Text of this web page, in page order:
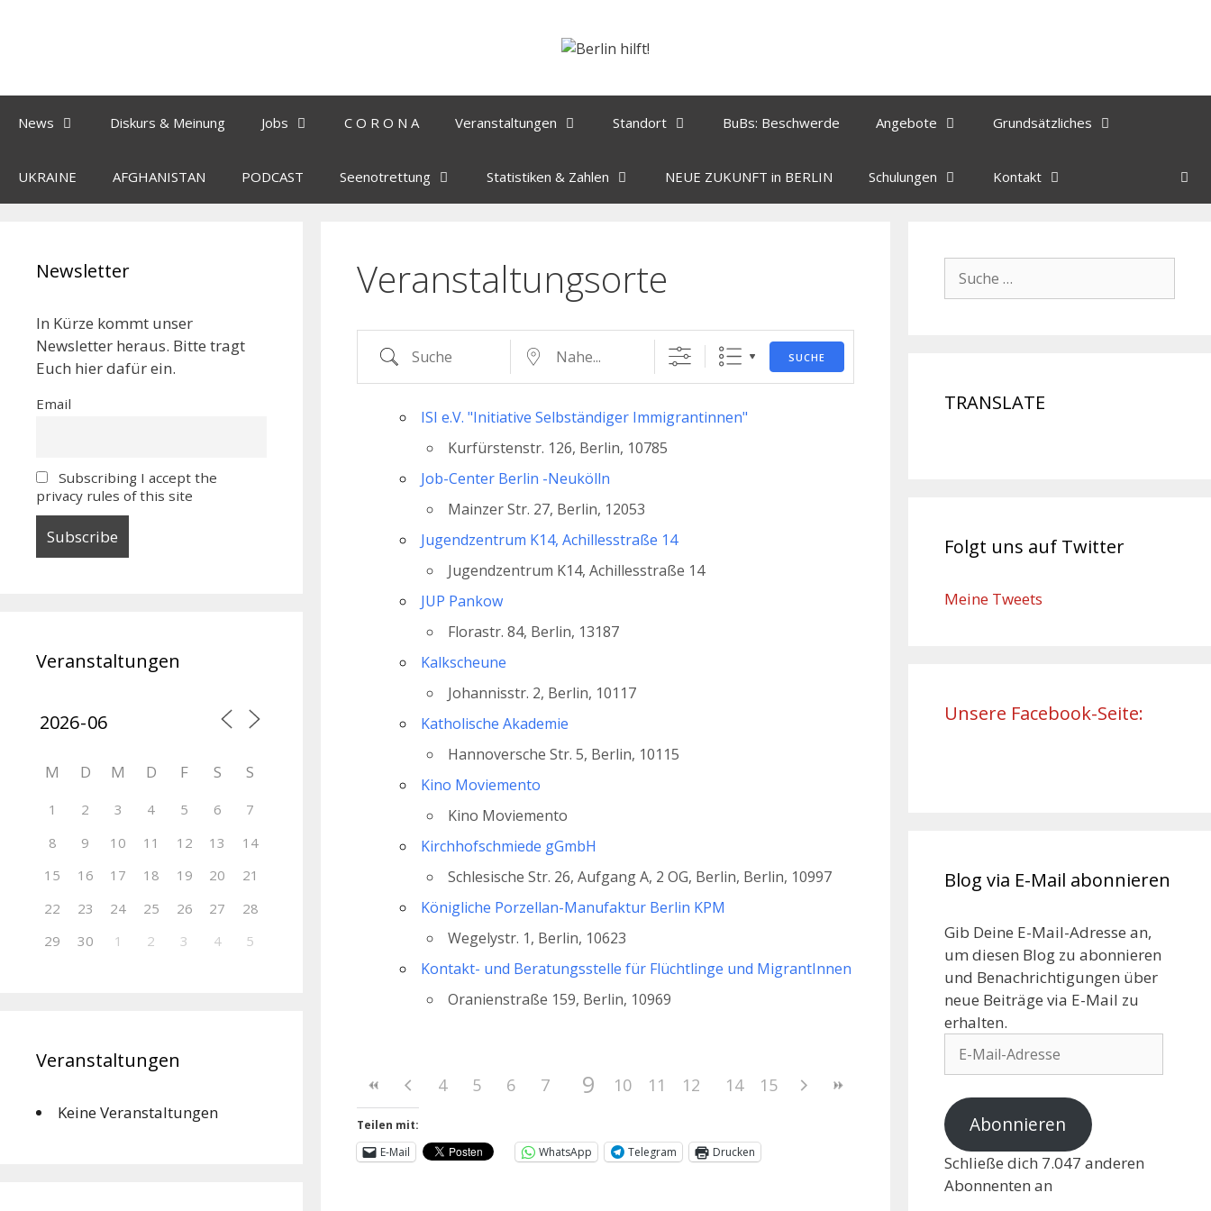
News Diskurs & Meinung Jobs C O R O N A Veranstaltungen Standort BuBs: Beschwerde Angebote Grundsätzliches
UKRAINE AFGHANISTAN PODCAST Seenotrettung Statistiken & Zahlen NEUE ZUKUNFT in BERLIN Schulungen Kontakt
Veranstaltungsorte
SUCHE
ISI e.V. "Initiative Selbständiger Immigrantinnen"
Kurfürstenstr. 126, Berlin, 10785
Job-Center Berlin -Neukölln
Mainzer Str. 27, Berlin, 12053
Jugendzentrum K14, Achillesstraße 14
Jugendzentrum K14, Achillesstraße 14
JUP Pankow
Florastr. 84, Berlin, 13187
Kalkscheune
Johannisstr. 2, Berlin, 10117
Katholische Akademie
Hannoversche Str. 5, Berlin, 10115
Kino Moviemento
Kino Moviemento
Kirchhofschmiede gGmbH
Schlesische Str. 26, Aufgang A, 2 OG, Berlin, Berlin, 10997
Königliche Porzellan-Manufaktur Berlin KPM
Wegelystr. 1, Berlin, 10623
Kontakt- und Beratungsstelle für Flüchtlinge und MigrantInnen
Oranienstraße 159, Berlin, 10969
4 5 6 7 89 10 11 12 13
14 15
Teilen mit:
E-Mail
WhatsApp Telegram Drucken
Newsletter
In Kürze kommt unser
Newsletter heraus. Bitte tragt
Euch hier dafür ein.
Email
Subscribing I accept the
privacy rules of this site
Veranstaltungen
M D M D F S S
1 2 3 4 5 6
7
8
9 10 11 12 13
14
15
16 17 18 19 20
21
22
23 24 25 26 27
28
29
30 1 2 3 4 5
Veranstaltungen
Keine Veranstaltungen
TRANSLATE
Folgt uns auf Twitter
Meine Tweets
Unsere Facebook-Seite:
Blog via E-Mail abonnieren
Gib Deine E-Mail-Adresse an,
um diesen Blog zu abonnieren
und Benachrichtigungen über
neue Beiträge via E-Mail zu
erhalten.
Abonnieren
Schließe dich 7.047 anderen
Abonnenten an